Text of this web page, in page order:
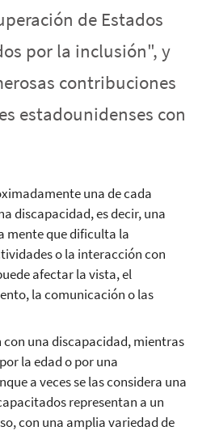
de Estados
por la inclusión", y
contribuciones
estadounidenses con
una de cada
discapacidad, es decir, una
mente que dificulta la
o la interacción con
afectar la vista, el
la comunicación o las
con una discapacidad, mientras
la edad o por una
a veces se las considera una
representan a un
con una amplia variedad de